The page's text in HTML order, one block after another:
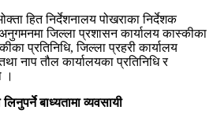
हित निर्देशनालय पोखराका निर्देशक
जिल्ला प्रशासन कार्यालय कास्कीका
प्रतिनिधि, जिल्ला प्रहरी कार्यालय
नाप तौल कार्यालयका प्रतिनिधि र
।
बाध्यतामा व्यवसायी